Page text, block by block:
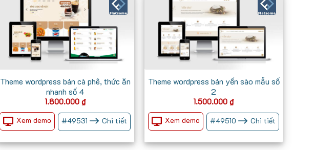
Theme wordpress bán cà phê, thức ăn
nhanh số 4
1.800.000 ₫
Xem demo
#49531 Chi tiết
Theme wordpress bán yến sào mẫu số
2
1.500.000 ₫
Xem demo
#49510 Chi tiết